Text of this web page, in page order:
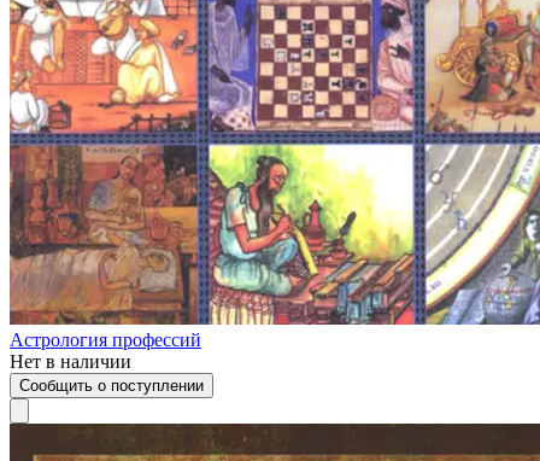
Астрология профессий
Нет в наличии
Сообщить о поступлении